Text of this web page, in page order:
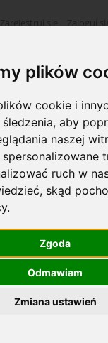
plików
cookie i
aby
naszej
ruch w
skąd
Zgoda
Odmawiam
Zmiana ustawień
Zarejestruj się Zaloguj